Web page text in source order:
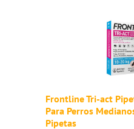
Frontline Tri-act
Para Perros
Pipetas